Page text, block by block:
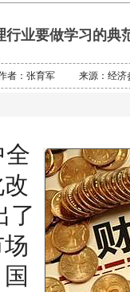
行业要做学习的典
：张育军 来源：经济
了